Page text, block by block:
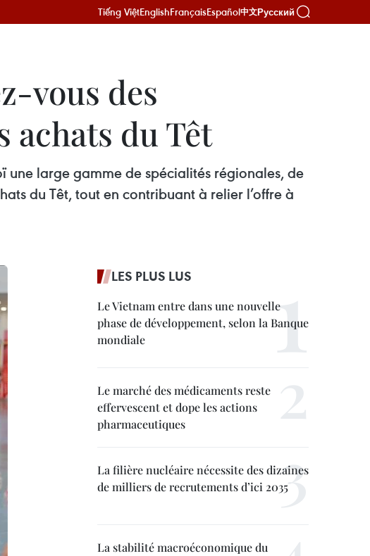
Tiếng ViệtEnglishFrançaisEspañol中文Русский
vous des
achats du Têt
une large gamme de spécialités régionales, de
du Têt, tout en contribuant à relier l’offre à
LES PLUS LUS
Le Vietnam entre dans une nouvelle
phase de développement, selon la Banque
mondiale
Le marché des médicaments reste
effervescent et dope les actions
pharmaceutiques
La filière nucléaire nécessite des dizaines
de milliers de recrutements d’ici 2035
La stabilité macroéconomique du